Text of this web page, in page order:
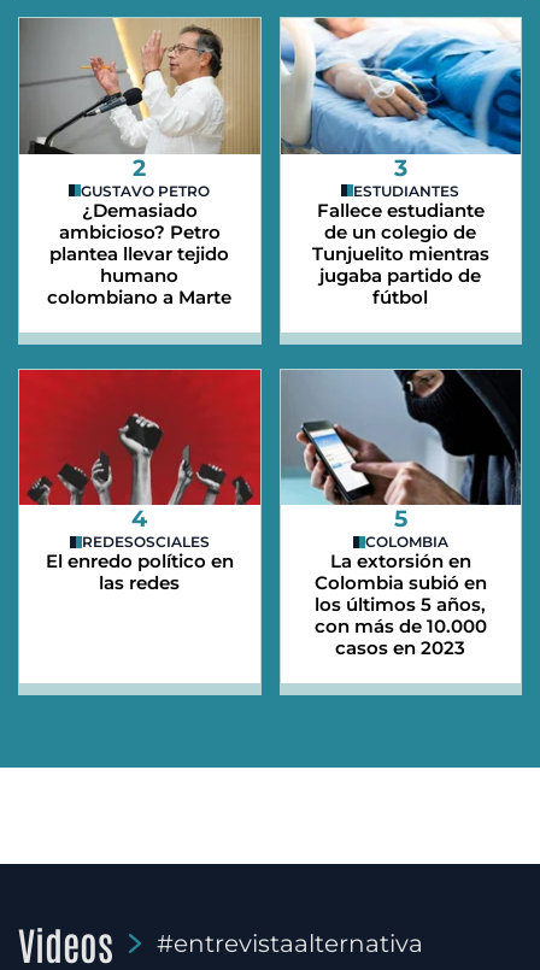
2
GUSTAVO PETRO
¿Demasiado
ambicioso? Petro
plantea llevar tejido
humano
colombiano a Marte
3
ESTUDIANTES
Fallece estudiante
de un colegio de
Tunjuelito mientras
jugaba partido de
fútbol
4
REDESOSCIALES
El enredo político en
las redes
5
COLOMBIA
La extorsión en
Colombia subió en
los últimos 5 años,
con más de 10.000
casos en 2023
Videos #entrevistaalternativa